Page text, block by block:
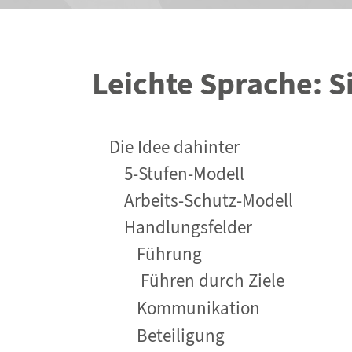
Leichte Sprache:
Die Idee dahinter
5-Stufen-Modell
Arbeits-Schutz-Modell
Handlungsfelder
Führung
Führen durch Ziele
Kommunikation
Beteiligung